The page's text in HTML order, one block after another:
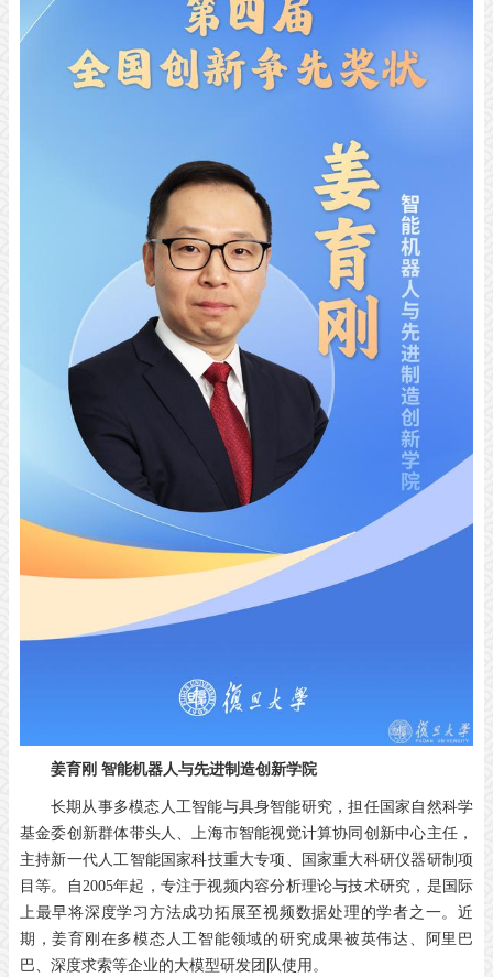
姜育刚 智能机器人与先进制造创新学院
长期从事多模态人工智能与具身智能研究，担任国家自然科学
基金委创新群体带头人、上海市智能视觉计算协同创新中心主任，
主持新一代人工智能国家科技重大专项、国家重大科研仪器研制项
目等。自2005年起，专注于视频内容分析理论与技术研究，是国际
上最早将深度学习方法成功拓展至视频数据处理的学者之一。近
期，姜育刚在多模态人工智能领域的研究成果被英伟达、阿里巴
巴、深度求索等企业的大模型研发团队使用。